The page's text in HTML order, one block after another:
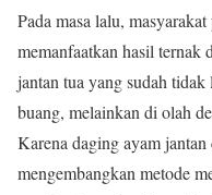
Pada masa lalu,
memanfaatkan hasil ternak
jantan tua yang sudah
buang, melainkan di olah
Karena daging ayam
mengembangkan metode